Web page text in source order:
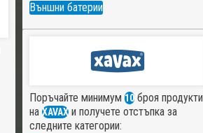
Външни батерии
Поръчайте минимум 10броя продукти
на XAVAXи получете отстъпка за
следните категории: